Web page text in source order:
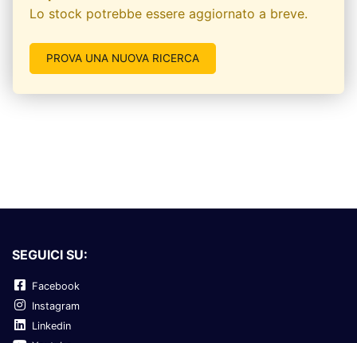
Lo stock potrebbe essere aggiornato a breve.
PROVA UNA NUOVA RICERCA
SEGUICI SU:
Facebook
Instagram
Linkedin